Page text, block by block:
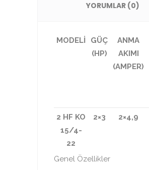
YORUMLAR (0)
MODELİ
GÜÇ
(HP)
ANMA
AKIMI
(AMPER)
2 HF KO
15/4-
22
2×3 2×4,9
Genel Özellikler